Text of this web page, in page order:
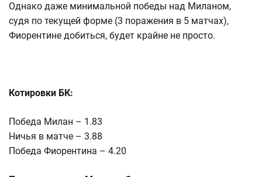
Однако даже минимальной победы над Миланом,
судя по текущей форме (3 поражения в 5 матчах),
Фиорентине добиться, будет крайне не просто.
Котировки БК:
Победа Милан – 1.83
Ничья в матче – 3.88
Победа Фиорентина – 4.20